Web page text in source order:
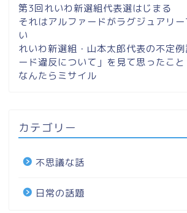
第3回れいわ新選組代表選はじまる
それはアルファードがラグジュアリ
い
れいわ新選組・山本太郎代表の不定
ード違反について」を見て思ったこと
なんたらミサイル
カテゴリー
不思議な話
日常の話題